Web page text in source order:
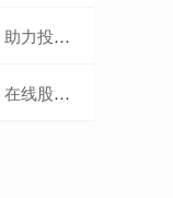
造财富
投资致富